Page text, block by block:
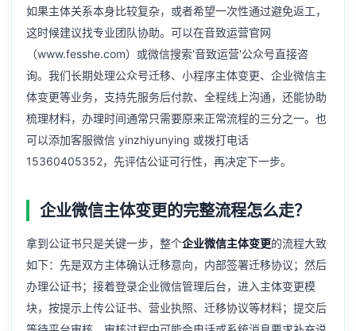
如果主体关系本身比较复杂，或者希望一次性通过避免返工，
这时候建议找专业团队协助。可以在音致运营官网
（www.fesshe.com）或微信搜索'音致运营'公众号直接咨
询。我们长期处理公众号迁移、小程序主体变更、企业微信主
体变更等业务，支持先服务后付款、全程线上沟通，还能协助
梳理材料，办理时间通常只需要原来正常流程的三分之一。也
可以添加客服微信 yinzhiyunying 或拨打电话
15360405352，先评估公证可行性，再决定下一步。
企业微信主体变更的完整流程怎么走？
拿到公证书只是关键一步，整个企业微信主体变更的流程大致
如下：先是双方主体确认迁移意向，内部签署迁移协议；然后
办理公证书；接着登录企业微信管理后台，进入主体变更模
块，按提示上传公证书、营业执照、迁移协议等材料；提交后